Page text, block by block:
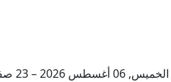
الخميس, 06 أغسطس 2026 – 23 صفر 1448 هـ